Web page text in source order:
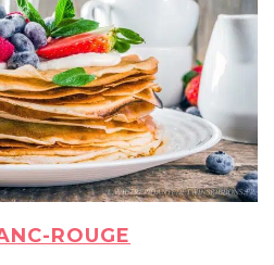
ROUGE